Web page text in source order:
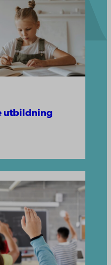
utbildning